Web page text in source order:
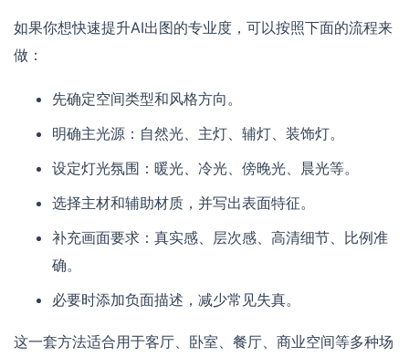
如果你想快速提升AI出图的专业度，可以按照下面的流程来
做：
先确定空间类型和风格方向。
明确主光源：自然光、主灯、辅灯、装饰灯。
设定灯光氛围：暖光、冷光、傍晚光、晨光等。
选择主材和辅助材质，并写出表面特征。
补充画面要求：真实感、层次感、高清细节、比例准
确。
必要时添加负面描述，减少常见失真。
这一套方法适合用于客厅、卧室、餐厅、商业空间等多种场